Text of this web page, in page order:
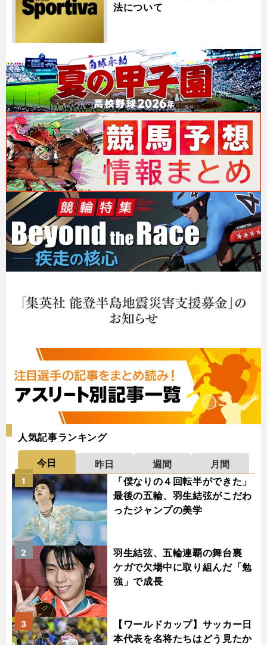
法について
人気記事ランキング
今日 昨日 週間
月間
「僕なりの４回転半ができた」
最後の五輪、羽生結弦がこだわ
ったジャンプの美学
1
羽生結弦、五輪連覇の舞台裏
ケガで欠場中に取り組んだ「勉
強」で成長
2
【ワールドカップ】サッカー日
本代表を名将たちはどう見たか
3